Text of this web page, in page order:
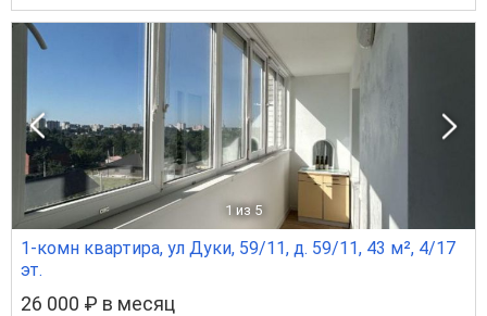
1 из 5
1-комн квартира, ул Дуки, 59/11, д. 59/11, 43 м², 4/17
эт.
26 000 ₽ в месяц